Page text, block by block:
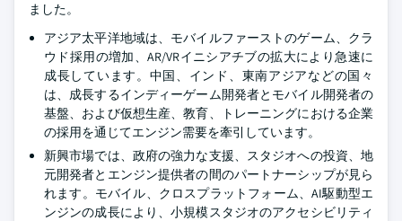
ました。
アジア太平洋地域は、モバイルファーストのゲーム、クラ
ウド採用の増加、AR/VRイニシアチブの拡大により急速に
成長しています。中国、インド、東南アジアなどの国々
は、成長するインディーゲーム開発者とモバイル開発者の
基盤、および仮想生産、教育、トレーニングにおける企業
の採用を通じてエンジン需要を牽引しています。
新興市場では、政府の強力な支援、スタジオへの投資、地
元開発者とエンジン提供者の間のパートナーシップが見ら
れます。モバイル、クロスプラットフォーム、AI駆動型エ
ンジンの成長により、小規模スタジオのアクセシビリティ